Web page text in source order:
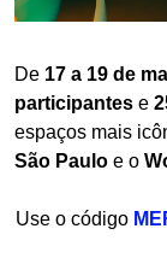
De 17 a 19 de
participantes e
espaços mais
São Paulo e o
Use o código